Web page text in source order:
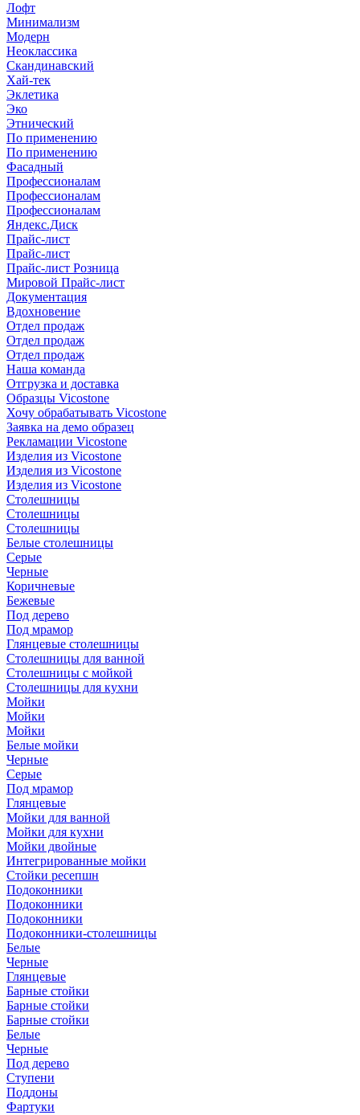
Лофт
Минимализм
Модерн
Неоклассика
Скандинавский
Хай-тек
Эклетика
Эко
Этнический
По применению
По применению
Фасадный
Профессионалам
Профессионалам
Профессионалам
Яндекс.Диск
Прайс-лист
Прайс-лист
Прайс-лист Розница
Мировой Прайс-лист
Документация
Вдохновение
Отдел продаж
Отдел продаж
Отдел продаж
Наша команда
Отгрузка и доставка
Образцы Vicostone
Хочу обрабатывать Vicostone
Заявка на демо образец
Рекламации Vicostone
Изделия из Vicostone
Изделия из Vicostone
Изделия из Vicostone
Столешницы
Столешницы
Столешницы
Белые столешницы
Серые
Черные
Коричневые
Бежевые
Под дерево
Под мрамор
Глянцевые столешницы
Столешницы для ванной
Столешницы с мойкой
Столешницы для кухни
Мойки
Мойки
Мойки
Белые мойки
Черные
Серые
Под мрамор
Глянцевые
Мойки для ванной
Мойки для кухни
Мойки двойные
Интегрированные мойки
Стойки ресепшн
Подоконники
Подоконники
Подоконники
Подоконники-столешницы
Белые
Черные
Глянцевые
Барные стойки
Барные стойки
Барные стойки
Белые
Черные
Под дерево
Ступени
Поддоны
Фартуки